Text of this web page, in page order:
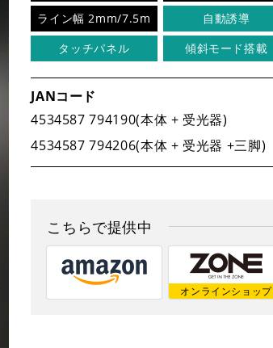
ライン幅 2mm/7.5m
自動誘導
タッチパネル
傾斜モード搭載
JANコード
4534587 794190(本体 + 受光器)
4534587 794206(本体 + 受光器 +三脚)
こちらで提供中
オンラインショップ
#距離計 #切断機
営業日カレンダー
2026年8月
日
月 火 水 木
9
10 12 13
16 17 19 20
23
24 26 27
2026年9月
日
月 火 水 木
1 2 3
13
14 16 17
20 21 23 24
27
28 30